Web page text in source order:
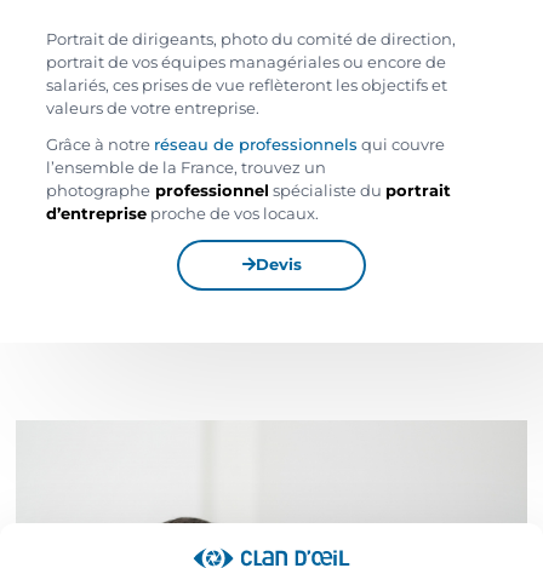
Portrait de dirigeants, photo du comité de direction,
portrait de vos équipes managériales ou encore de
salariés, ces prises de vue reflèteront les objectifs et
valeurs de votre entreprise.
Grâce à notre réseau de professionnels qui couvre
l’ensemble de la France, trouvez un
photographe professionnel spécialiste du portrait
d’entreprise proche de vos locaux.
Devis